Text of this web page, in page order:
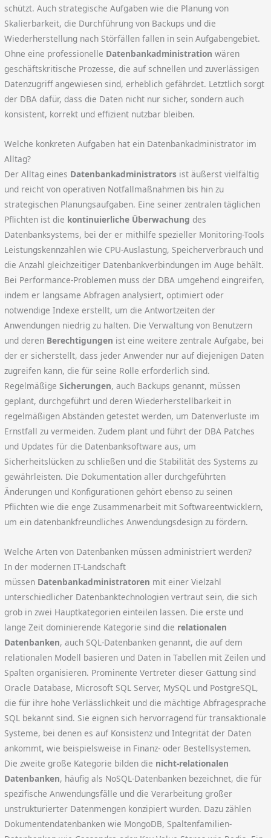
schützt. Auch strategische Aufgaben wie die Planung von
Skalierbarkeit, die Durchführung von Backups und die
Wiederherstellung nach Störfällen fallen in sein Aufgabengebiet.
Ohne eine professionelle Datenbankadministration wären
geschäftskritische Prozesse, die auf schnellen und zuverlässigen
Datenzugriff angewiesen sind, erheblich gefährdet. Letztlich sorgt
der DBA dafür, dass die Daten nicht nur sicher, sondern auch
konsistent, korrekt und effizient nutzbar bleiben.
Welche konkreten Aufgaben hat ein Datenbankadministrator im
Alltag?
Der Alltag eines Datenbankadministrators ist äußerst vielfältig
und reicht von operativen Notfallmaßnahmen bis hin zu
strategischen Planungsaufgaben. Eine seiner zentralen täglichen
Pflichten ist die kontinuierliche Überwachung des
Datenbanksystems, bei der er mithilfe spezieller Monitoring-Tools
Leistungskennzahlen wie CPU-Auslastung, Speicherverbrauch und
die Anzahl gleichzeitiger Datenbankverbindungen im Auge behält.
Bei Performance-Problemen muss der DBA umgehend eingreifen,
indem er langsame Abfragen analysiert, optimiert oder
notwendige Indexe erstellt, um die Antwortzeiten der
Anwendungen niedrig zu halten. Die Verwaltung von Benutzern
und deren Berechtigungen ist eine weitere zentrale Aufgabe, bei
der er sicherstellt, dass jeder Anwender nur auf diejenigen Daten
zugreifen kann, die für seine Rolle erforderlich sind.
RegelmäßigeSicherungen, auch Backups genannt, müssen
geplant, durchgeführt und deren Wiederherstellbarkeit in
regelmäßigen Abständen getestet werden, um Datenverluste im
Ernstfall zu vermeiden. Zudem plant und führt der DBA Patches
und Updates für die Datenbanksoftware aus, um
Sicherheitslücken zu schließen und die Stabilität des Systems zu
gewährleisten. Die Dokumentation aller durchgeführten
Änderungen und Konfigurationen gehört ebenso zu seinen
Pflichten wie die enge Zusammenarbeit mit Softwareentwicklern,
um ein datenbankfreundliches Anwendungsdesign zu fördern.
Welche Arten von Datenbanken müssen administriert werden?
In der modernen IT-Landschaft
müssen Datenbankadministratoren mit einer Vielzahl
unterschiedlicher Datenbanktechnologien vertraut sein, die sich
grob in zwei Hauptkategorien einteilen lassen. Die erste und
lange Zeit dominierende Kategorie sind die relationalen
Datenbanken, auch SQL-Datenbanken genannt, die auf dem
relationalen Modell basieren und Daten in Tabellen mit Zeilen und
Spalten organisieren. Prominente Vertreter dieser Gattung sind
Oracle Database, Microsoft SQL Server, MySQL und PostgreSQL,
die für ihre hohe Verlässlichkeit und die mächtige Abfragesprache
SQL bekannt sind. Sie eignen sich hervorragend für transaktionale
Systeme, bei denen es auf Konsistenz und Integrität der Daten
ankommt, wie beispielsweise in Finanz- oder Bestellsystemen.
Die zweite große Kategorie bilden die nicht-relationalen
Datenbanken, häufig als NoSQL-Datenbanken bezeichnet, die für
spezifische Anwendungsfälle und die Verarbeitung großer
unstrukturierter Datenmengen konzipiert wurden. Dazu zählen
Dokumentendatenbanken wie MongoDB, Spaltenfamilien-